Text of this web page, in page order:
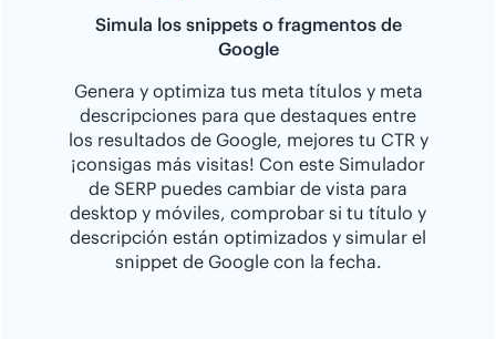
Simula los snippets o fragmentos de
Google
Genera y optimiza tus meta títulos y meta
descripciones para que destaques entre
los resultados de Google, mejores tu CTR y
¡consigas más visitas! Con este Simulador
de SERP puedes cambiar de vista para
desktop y móviles, comprobar si tu título y
descripción están optimizados y simular el
snippet de Google con la fecha.